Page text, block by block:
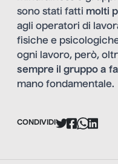
sono stati fatti molti
agli operatori di
fisiche e
ogni lavoro, però,
sempre il gruppo a
mano fondamentale.
CONDIVIDI